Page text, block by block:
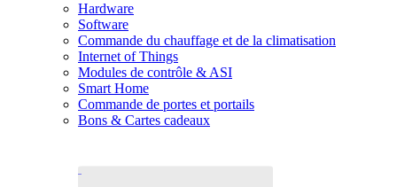
Hardware
Software
Commande du chauffage et de la climatisation
Internet of Things
Modules de contrôle & ASI
Smart Home
Commande de portes et portails
Bons & Cartes cadeaux